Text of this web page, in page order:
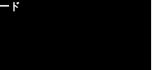
ド